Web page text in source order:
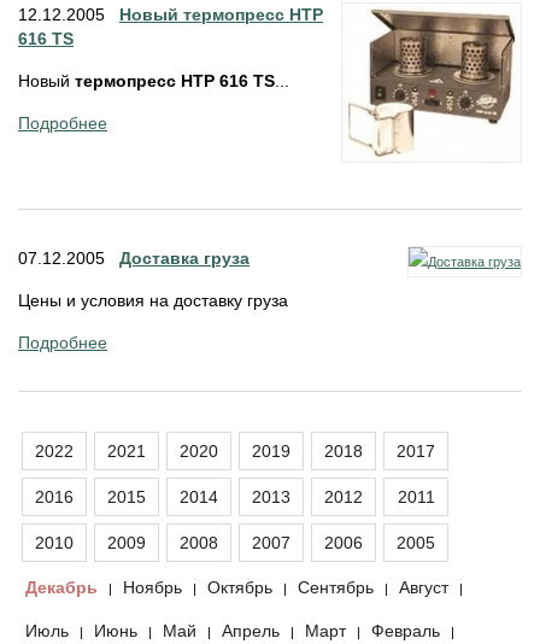
12.12.2005 Новый термопресс HTP
616 TS
Новый термопресс HTP 616 TS
Подробнее
07.12.2005 Доставка груза
Цены и условия на доставку груза
Подробнее
2022 2021 2020 2019 2018 2017
2016 2015 2014 2013 2012 2011
2010 2009 2008 2007 2006 2005
Декабрь Ноябрь Октябрь Сентябрь Август
Июль Июнь Май Апрель Март Февраль